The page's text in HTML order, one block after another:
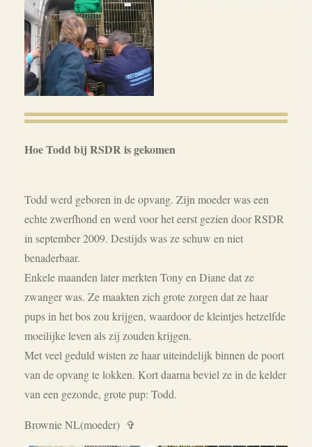
Hoe Todd bij RSDR is gekomen
Todd werd geboren in de opvang. Zijn moeder was een
echte zwerfhond en werd voor het eerst gezien door RSDR
in september 2009. Destijds was ze schuw en niet
benaderbaar.
Enkele maanden later merkten Tony en Diane dat ze
zwanger was. Ze maakten zich grote zorgen dat ze haar
pups in het bos zou krijgen, waardoor de kleintjes hetzelfde
moeilijke leven als zij zouden krijgen.
Met veel geduld wisten ze haar uiteindelijk binnen de poort
van de opvang te lokken. Kort daarna beviel ze in de kelder
van een gezonde, grote pup: Todd.
Brownie NL(moeder) ✞